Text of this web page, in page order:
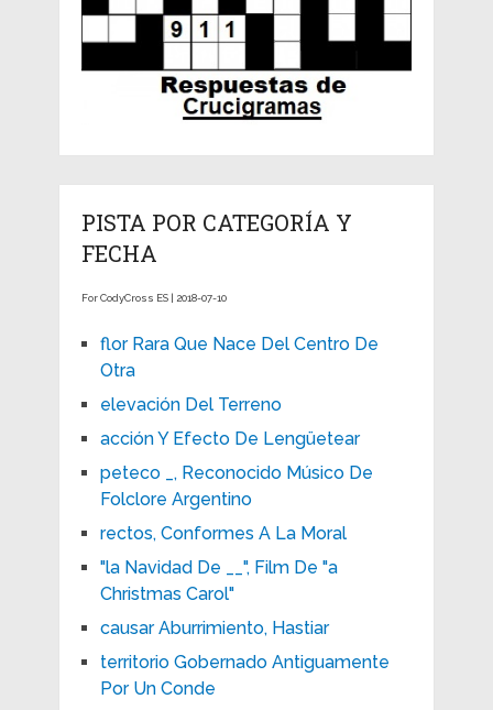
PISTA POR CATEGORÍA Y
FECHA
For CodyCross ES | 2018-07-10
flor Rara Que Nace Del Centro De
Otra
elevación Del Terreno
acción Y Efecto De Lengüetear
peteco _, Reconocido Músico De
Folclore Argentino
rectos, Conformes A La Moral
"la Navidad De __", Film De "a
Christmas Carol"
causar Aburrimiento, Hastiar
territorio Gobernado Antiguamente
Por Un Conde